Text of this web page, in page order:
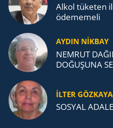
Alkol tü­ke­ten
öde­me­me­li
AYDIN NİKBAY
NEMRUT
DOĞUŞUNA
İLTER
SOSYAL